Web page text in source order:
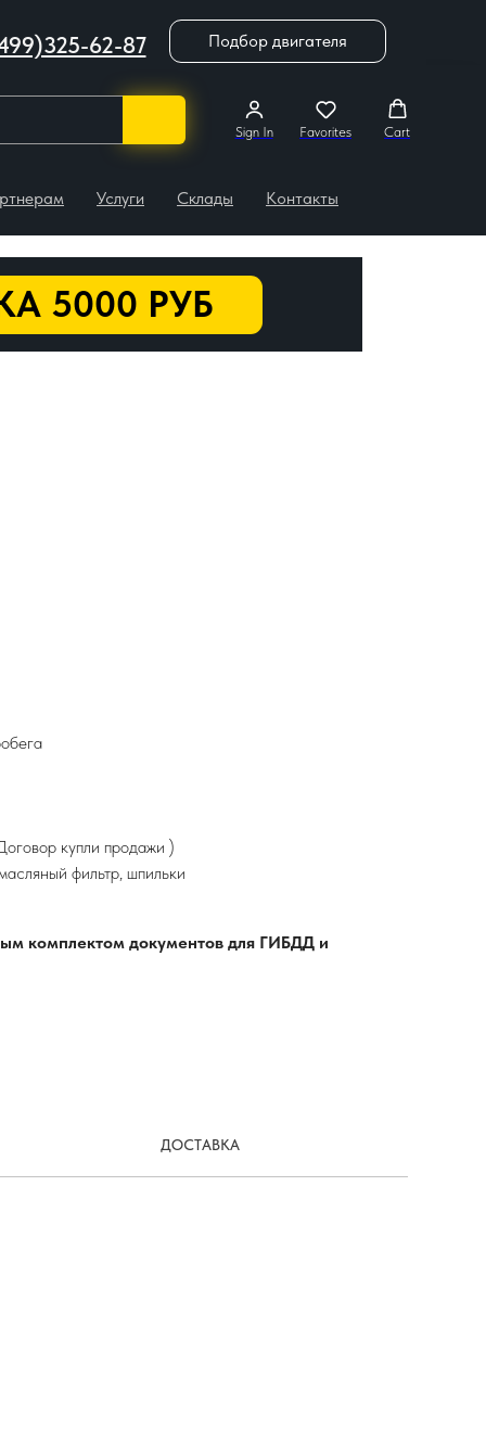
62-87 Подбор двигателя
Sign In Favorites Cart
Услуги Склады Контакты
5000 РУБ
купли продажи )
фильтр, шпильки
комплектом документов для ГИБДД и
ДОСТАВКА